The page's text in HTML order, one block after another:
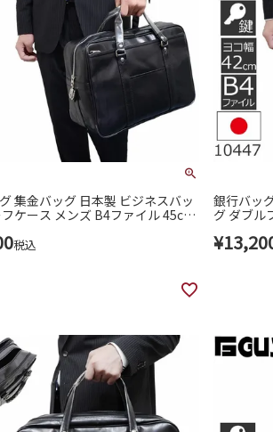
集金バッグ 日本製 ビジネスバッ
ケース メンズ B4ファイル 45cm
税込
銀行バッ
グ ダブル
¥